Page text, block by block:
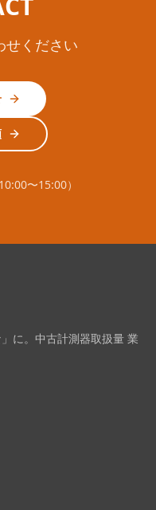
せください
〜15:00）
に。中古計測器取扱量 業